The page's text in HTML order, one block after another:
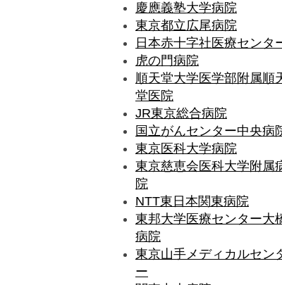
慶應義塾大学病院
東京都立広尾病院
日本赤十字社医療センタ
虎の門病院
順天堂大学医学部附属順
堂医院
JR東京総合病院
国立がんセンター中央病
東京医科大学病院
東京慈恵会医科大学附属
院
NTT東日本関東病院
東邦大学医療センター大
病院
東京山手メディカルセン
ー